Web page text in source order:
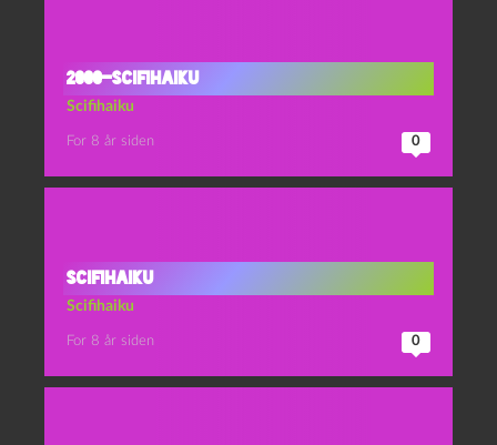
2000-scifihaiku
Scifihaiku
For 8 år siden 0
Scifihaiku
Scifihaiku
For 8 år siden 0